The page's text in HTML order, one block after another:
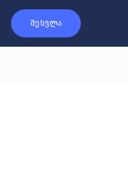
შესვლა